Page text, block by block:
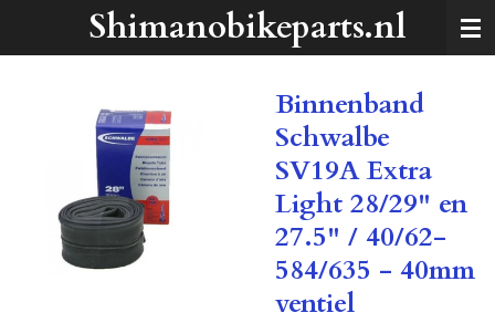
hoofdinhoud
Shimanobikeparts.nl
Binnenband
Schwalbe
SV19A Extra
Light 28/29" en
27.5" / 40/62-
584/635 - 40mm
ventiel